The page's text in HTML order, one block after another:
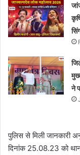
ने
पुलिस से मिली जानकारी
दिनांक 25.08.23 को थाना